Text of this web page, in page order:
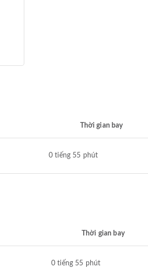
Thời gian bay
0 tiếng 55 phút
Thời gian bay
0 tiếng 55 phút